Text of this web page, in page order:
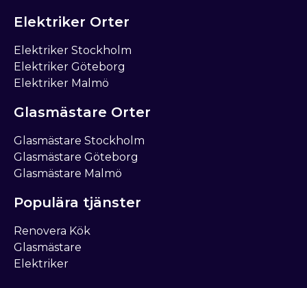
Populära tjänster
Renovera Kök
Glasmästare
Elektriker
Glasmästare Orter
Glasmästare Stockholm
Glasmästare Göteborg
Glasmästare Malmö
Elektriker Orter
Elektriker Stockholm
Elektriker Göteborg
Elektriker Malmö